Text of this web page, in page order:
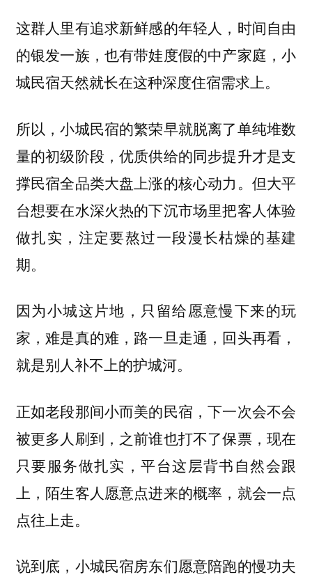
这群人里有追求新鲜感的年轻人，时间自由
的银发一族，也有带娃度假的中产家庭，小
城民宿天然就长在这种深度住宿需求上。
所以，小城民宿的繁荣早就脱离了单纯堆数
量的初级阶段，优质供给的同步提升才是支
撑民宿全品类大盘上涨的核心动力。但大平
台想要在水深火热的下沉市场里把客人体验
做扎实，注定要熬过一段漫长枯燥的基建
期。
因为小城这片地，只留给愿意慢下来的玩
家，难是真的难，路一旦走通，回头再看，
就是别人补不上的护城河。
正如老段那间小而美的民宿，下一次会不会
被更多人刷到，之前谁也打不了保票，现在
只要服务做扎实，平台这层背书自然会跟
上，陌生客人愿意点进来的概率，就会一点
点往上走。
说到底，小城民宿房东们愿意陪跑的慢功夫